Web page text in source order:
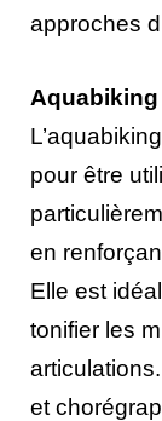
approches
Aquabiking
pour être
en
Elle est
tonifier les
et